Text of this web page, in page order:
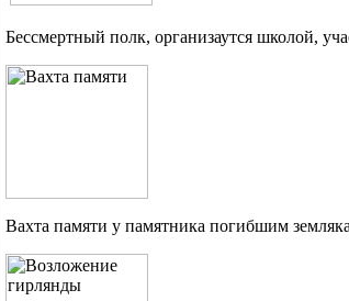
Бессмертный полк, организаутся школой,
Вахта памяти у памятника погибшим